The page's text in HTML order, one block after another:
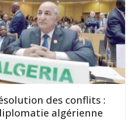
des conflits :
algérienne